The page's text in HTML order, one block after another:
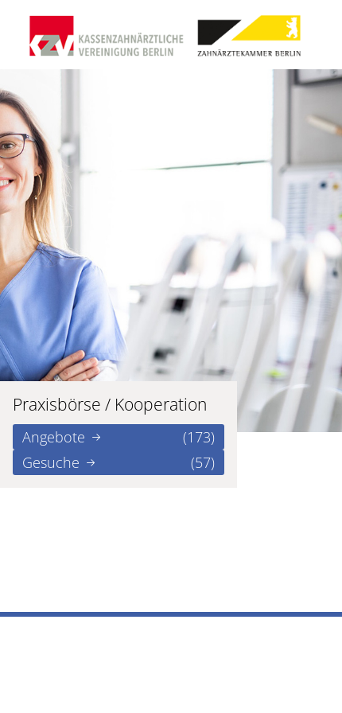
Praxisbörse / Kooperation
Angebote
(173)
Gesuche
(57)